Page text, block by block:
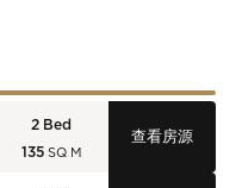
2 Bed
135 SQ M
查看房源